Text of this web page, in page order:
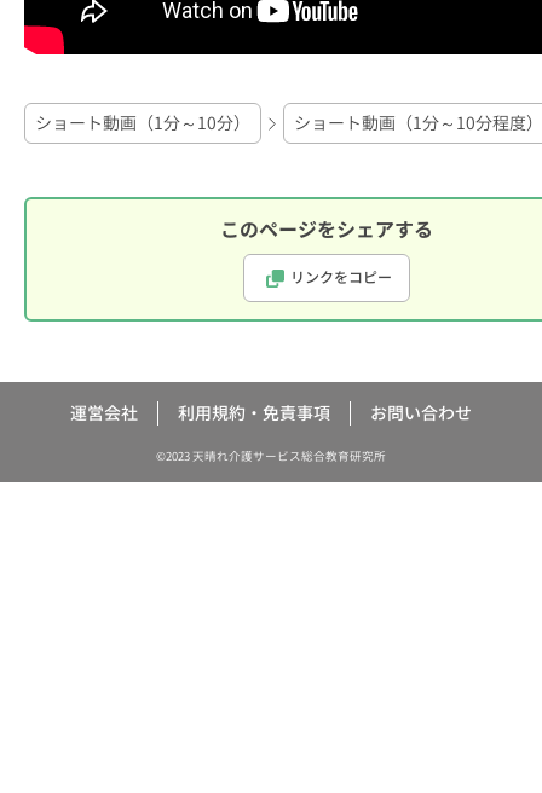
ショート動画（1分～10分） ショート動画（1分～10分程度）
このページをシェアする
リンクをコピー
運営会社 利用規約・免責事項 お問い合わせ
©2023 天晴れ介護サービス総合教育研究所